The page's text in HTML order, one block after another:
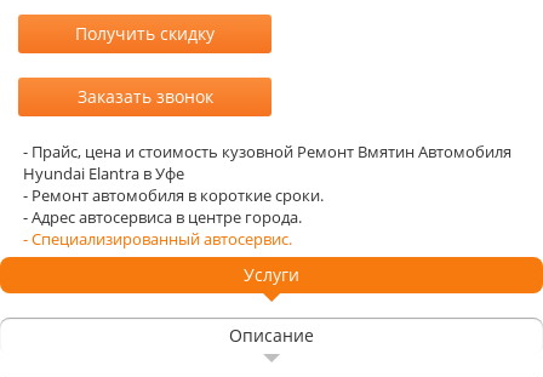
- Прайс, цена и стоимость кузовной Ремонт Вмятин Автомобиля
Hyundai Elantra в Уфе
- Ремонт автомобиля в короткие сроки.
- Адрес автосервиса в центре города.
- Специализированный автосервис.
Услуги
Описание